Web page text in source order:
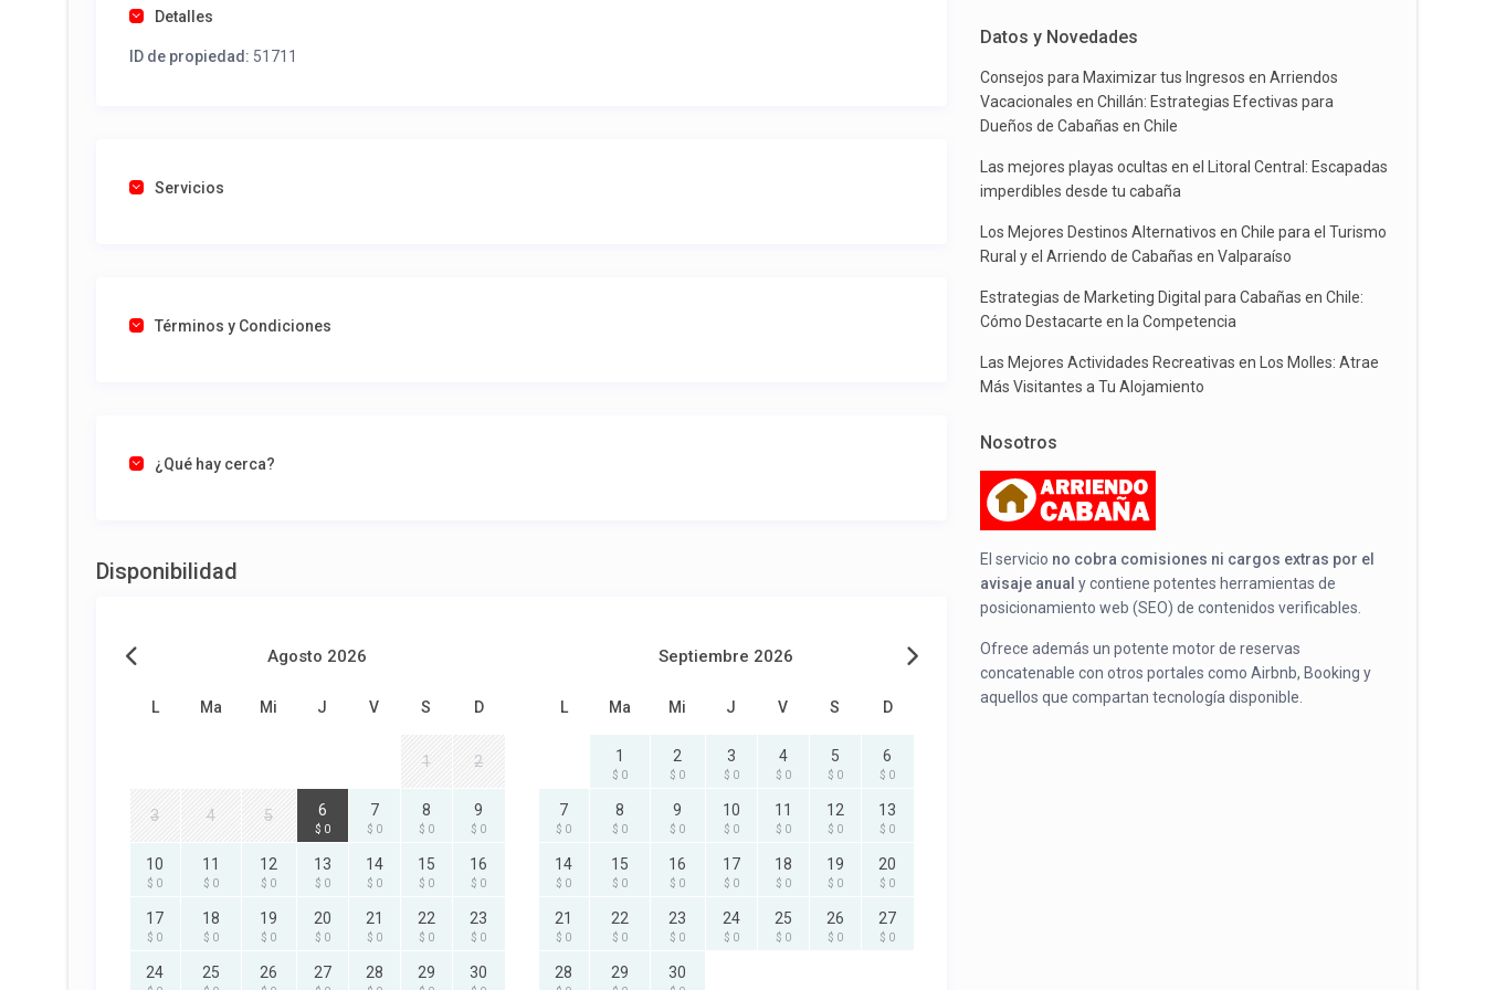
Detalles
ID de propiedad: 51711
Servicios
Términos y Condiciones
¿Qué hay cerca?
Disponibilidad
Agosto 2026
L Ma Mi J V S D
1 2
3 4 5 6
$ 0
7
$ 0
8
$ 0
9
$ 0
10
$ 0
11
$ 0
12
$ 0
13
$ 0
14
$ 0
15
$ 0
16
$ 0
17
$ 0
18
$ 0
19
$ 0
20
$ 0
21
$ 0
22
$ 0
23
$ 0
24 25 26 27 28 29 30
Septiembre 2026
L Ma Mi J V S D
1
$ 0
2
$ 0
3
$ 0
4
$ 0
5
$ 0
6
$ 0
7
$ 0
8
$ 0
9
$ 0
10
$ 0
11
$ 0
12
$ 0
13
$ 0
14
$ 0
15
$ 0
16
$ 0
17
$ 0
18
$ 0
19
$ 0
20
$ 0
21
$ 0
22
$ 0
23
$ 0
24
$ 0
25
$ 0
26
$ 0
27
$ 0
28 29 30
Datos y Novedades
Consejos para Maximizar tus Ingresos en Arriendos
Vacacionales en Chillán: Estrategias Efectivas para
Dueños de Cabañas en Chile
Las mejores playas ocultas en el Litoral Central: Escapadas
imperdibles desde tu cabaña
Los Mejores Destinos Alternativos en Chile para el Turismo
Rural y el Arriendo de Cabañas en Valparaíso
Estrategias de Marketing Digital para Cabañas en Chile:
Cómo Destacarte en la Competencia
Las Mejores Actividades Recreativas en Los Molles: Atrae
Más Visitantes a Tu Alojamiento
Nosotros
El servicio no cobra comisiones ni cargos extras por el
avisaje anual y contiene potentes herramientas de
posicionamiento web (SEO) de contenidos verificables.
Ofrece además un potente motor de reservas
concatenable con otros portales como Airbnb, Booking y
aquellos que compartan tecnología disponible.